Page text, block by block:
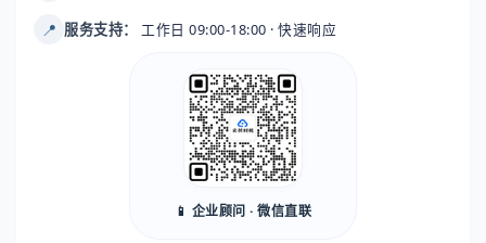
📍 服务支持： 工作日 09:00-18:00 · 快速响应
📱 企业顾问 · 微信直联